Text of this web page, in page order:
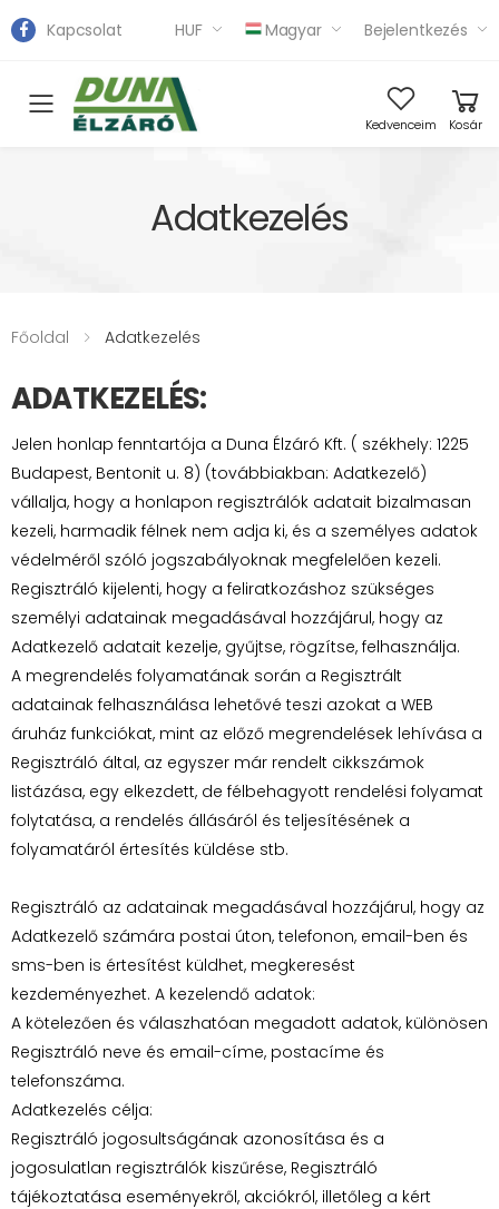
Kapcsolat HUF Magyar Bejelentkezés
Toggle mobile menu Kedvenceim Kosár
Adatkezelés
Főoldal Adatkezelés
ADATKEZELÉS:
Jelen honlap fenntartója a Duna Élzáró Kft. ( székhely: 1225
Budapest, Bentonit u. 8) (továbbiakban: Adatkezelő)
vállalja, hogy a honlapon regisztrálók adatait bizalmasan
kezeli, harmadik félnek nem adja ki, és a személyes adatok
védelméről szóló jogszabályoknak megfelelően kezeli.
Regisztráló kijelenti, hogy a feliratkozáshoz szükséges
személyi adatainak megadásával hozzájárul, hogy az
Adatkezelő adatait kezelje, gyűjtse, rögzítse, felhasználja.
A megrendelés folyamatának során a Regisztrált
adatainak felhasználása lehetővé teszi azokat a WEB
áruház funkciókat, mint az előző megrendelések lehívása a
Regisztráló által, az egyszer már rendelt cikkszámok
listázása, egy elkezdett, de félbehagyott rendelési folyamat
folytatása, a rendelés állásáról és teljesítésének a
folyamatáról értesítés küldése stb.
Regisztráló az adatainak megadásával hozzájárul, hogy az
Adatkezelő számára postai úton, telefonon, email-ben és
sms-ben is értesítést küldhet, megkeresést
kezdeményezhet. A kezelendő adatok:
A kötelezően és válaszhatóan megadott adatok, különösen
Regisztráló neve és email-címe, postacíme és
telefonszáma.
Adatkezelés célja:
Regisztráló jogosultságának azonosítása és a
jogosulatlan regisztrálók kiszűrése, Regisztráló
tájékoztatása eseményekről, akciókról, illetőleg a kért